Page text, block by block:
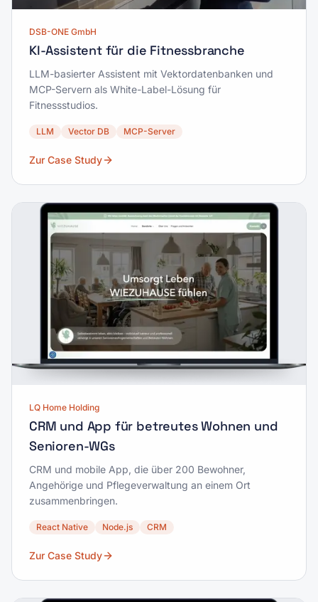
DSB-ONE GmbH
KI-Assistent für die Fitnessbranche
LLM-basierter Assistent mit Vektordatenbanken und
MCP-Servern als White-Label-Lösung für
Fitnessstudios.
LLM Vector DB MCP-Server
Zur Case Study
LQ Home Holding
CRM und App für betreutes Wohnen und
Senioren-WGs
CRM und mobile App, die über 200 Bewohner,
Angehörige und Pflegeverwaltung an einem Ort
zusammenbringen.
React Native Node.js CRM
Zur Case Study